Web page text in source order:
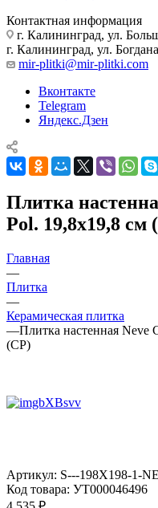
Контактная информация
г. Калининград, ул.
г. Калининград, ул.
mir-plitki@mir-plitki.com
Вконтакте
Telegram
Яндекс.Дзен
Плитка
Pol. 19,8x19,8 см
Главная
—
Плитка
—
Керамическая плитка
—Плитка настенная Neve
(CP)
Артикул: S---198X198-1-
Код товара: УТ000046496